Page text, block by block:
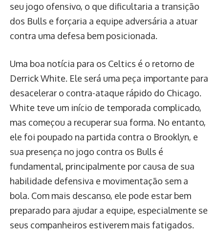
seu jogo ofensivo, o que dificultaria a transição
dos Bulls e forçaria a equipe adversária a atuar
contra uma defesa bem posicionada.
Uma boa notícia para os Celtics é o retorno de
Derrick White. Ele será uma peça importante para
desacelerar o contra-ataque rápido do Chicago.
White teve um início de temporada complicado,
mas começou a recuperar sua forma. No entanto,
ele foi poupado na partida contra o Brooklyn, e
sua presença no jogo contra os Bulls é
fundamental, principalmente por causa de sua
habilidade defensiva e movimentação sem a
bola. Com mais descanso, ele pode estar bem
preparado para ajudar a equipe, especialmente se
seus companheiros estiverem mais fatigados.